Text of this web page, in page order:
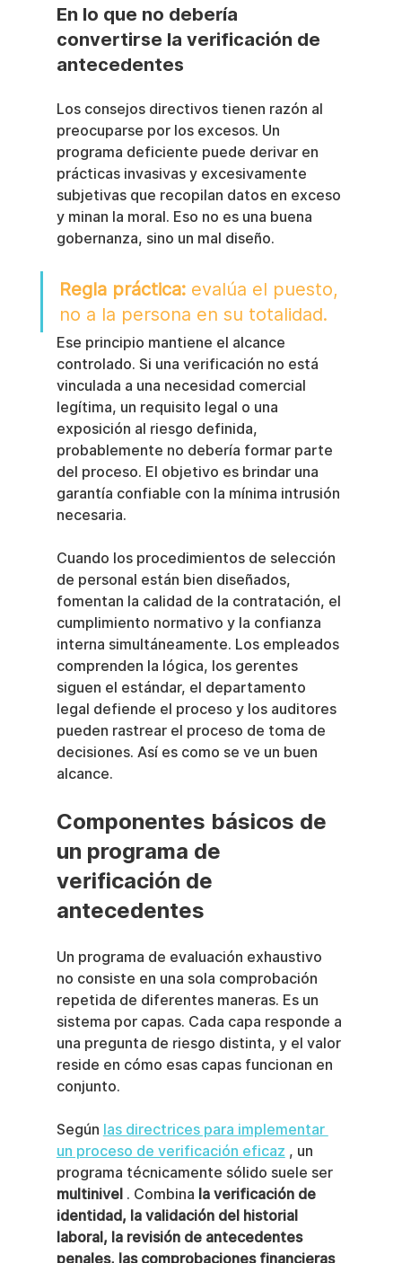
En lo que no debería
convertirse la verificación de
antecedentes
Los consejos directivos tienen razón al
preocuparse por los excesos. Un
programa deficiente puede derivar en
prácticas invasivas y excesivamente
subjetivas que recopilan datos en exceso
y minan la moral. Eso no es una buena
gobernanza, sino un mal diseño.
Regla práctica: evalúa el puesto,
no a la persona en su totalidad.
Ese principio mantiene el alcance
controlado. Si una verificación no está
vinculada a una necesidad comercial
legítima, un requisito legal o una
exposición al riesgo definida,
probablemente no debería formar parte
del proceso. El objetivo es brindar una
garantía confiable con la mínima intrusión
necesaria.
Cuando los procedimientos de selección
de personal están bien diseñados,
fomentan la calidad de la contratación, el
cumplimiento normativo y la confianza
interna simultáneamente. Los empleados
comprenden la lógica, los gerentes
siguen el estándar, el departamento
legal defiende el proceso y los auditores
pueden rastrear el proceso de toma de
decisiones. Así es como se ve un buen
alcance.
Componentes básicos de
un programa de
verificación de
antecedentes
Un programa de evaluación exhaustivo
no consiste en una sola comprobación
repetida de diferentes maneras. Es un
sistema por capas. Cada capa responde a
una pregunta de riesgo distinta, y el valor
reside en cómo esas capas funcionan en
conjunto.
Según las directrices para implementar
un proceso de verificación eficaz , un
programa técnicamente sólido suele ser
multinivel . Combina la verificación de
identidad, la validación del historial
laboral, la revisión de antecedentes
penales, las comprobaciones financieras